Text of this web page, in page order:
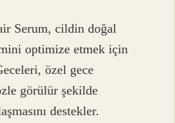
Serum, cildin doğal
optimize etmek için
özel gece
görülür şekilde
destekler.